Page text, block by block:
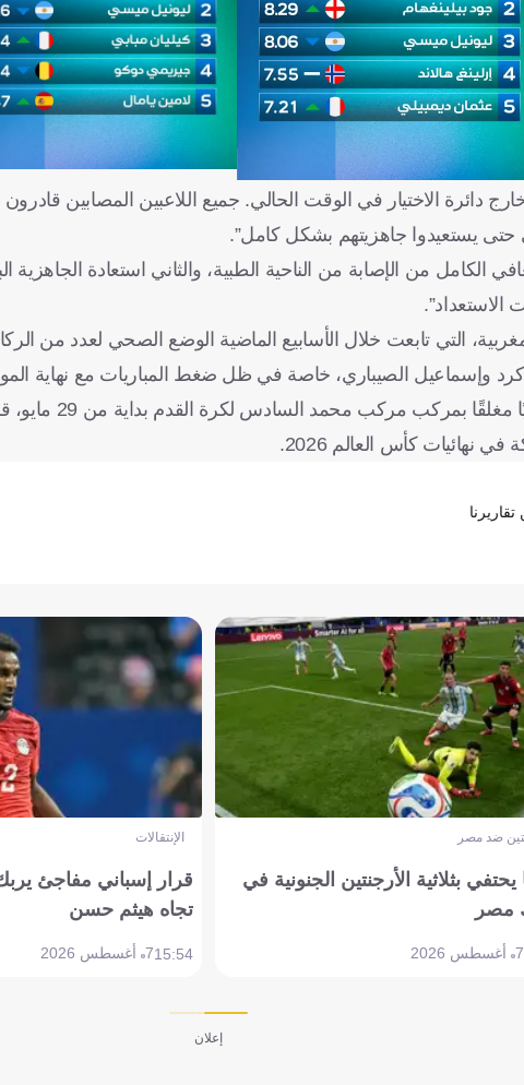
دائرة الاختيار في الوقت الحالي. جميع اللاعبين المصابين قادرون
يستعيدوا جاهزيتهم بشكل كامل”.
الكامل من الإصابة من الناحية الطبية، والثاني استعادة الجاهزية
التي تابعت خلال الأسابيع الماضية الوضع الصحي لعدد من
وإسماعيل الصيباري، خاصة في ظل ضغط المباريات مع نهاية
ومن المنتظر أن يدخل المنتخب المغربي
ضد مصر
يحتفي بثلاثية الأرجنتين الجنونية في
مصر
7 أغسطس 2026
الإنتقالات
قرار إسباني مفاجئ
تجاه هيثم حسن
15:547 أغسطس 2026
إعلان